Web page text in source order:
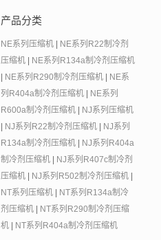
产品分类
NE系列压缩机
NE系列R22制冷剂
压缩机
NE系列R134a制冷剂压缩机
NE系列R290制冷剂压缩机
NE系
列R404a制冷剂压缩机
NE系列
R600a制冷剂压缩机
NJ系列压缩机
NJ系列R22制冷剂压缩机
NJ系列
R134a制冷剂压缩机
NJ系列R404a
制冷剂压缩机
NJ系列R407c制冷剂
压缩机
NJ系列R502制冷剂压缩机
NT系列压缩机
NT系列R134a制冷
剂压缩机
NT系列R290制冷剂压缩
机
NT系列R404a制冷剂压缩机